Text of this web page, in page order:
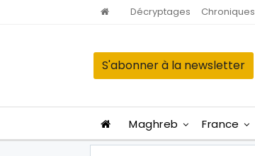
Décryptages Chroniques
S'abonner à la newsletter
Maghreb France